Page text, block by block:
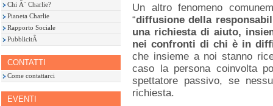
Chi Ã¨ Charlie?
Pianeta Charlie
Rapporto Sociale
PubblicitÃ
CONTATTI
Come contattarci
EVENTI
Un altro fenomeno
“diffusione della
una richiesta di aiuto,
nei confronti di chi è in
che insieme a noi stanno
caso la persona coinvolta
spettatore passivo, se
richiesta.